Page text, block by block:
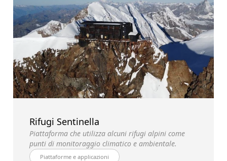
Rifugi Sentinella
Piattaforma che utilizza alcuni rifugi alpini come
punti di monitoraggio climatico e ambientale.
Piattaforme e applicazioni